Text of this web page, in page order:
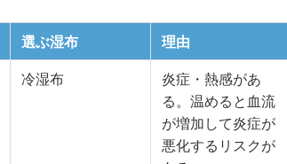
選ぶ湿布
理由
冷湿布
炎症・熱感があ
る。温めると血流
が増加して炎症が
悪化するリスクが